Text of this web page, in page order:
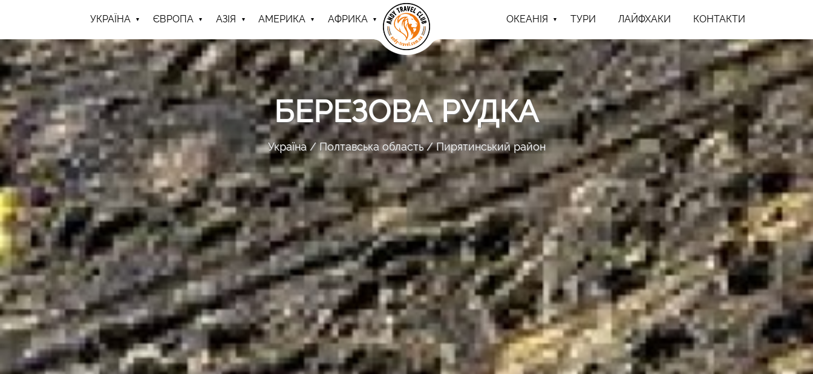
УКРАЇНА ЄВРОПА АЗІЯ АМЕРИКА АФРИКА ОКЕАНІЯ ТУРИ ЛАЙФХАКИ КОНТАКТИ
БЕРЕЗОВА РУДКА
Україна Полтавська область Пирятинський район